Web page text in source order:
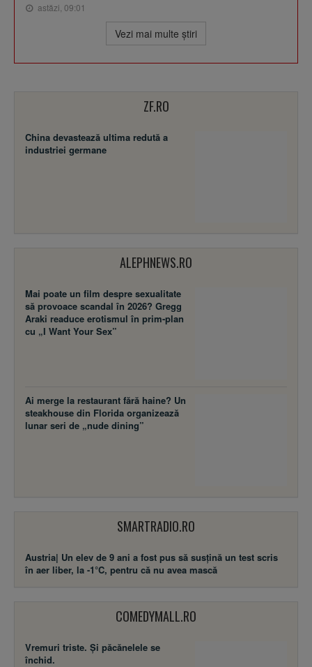
astăzi, 09:01
Vezi mai multe ştiri
ZF.RO
China devastează ultima redută a
industriei germane
ALEPHNEWS.RO
Mai poate un film despre sexualitate
să provoace scandal în 2026? Gregg
Araki readuce erotismul în prim-plan
cu „I Want Your Sex”
Ai merge la restaurant fără haine? Un
steakhouse din Florida organizează
lunar seri de „nude dining”
SMARTRADIO.RO
Austria| Un elev de 9 ani a fost pus să susţină un test scris
în aer liber, la -1°C, pentru că nu avea mască
COMEDYMALL.RO
Vremuri triste. Şi păcănelele se
închid.